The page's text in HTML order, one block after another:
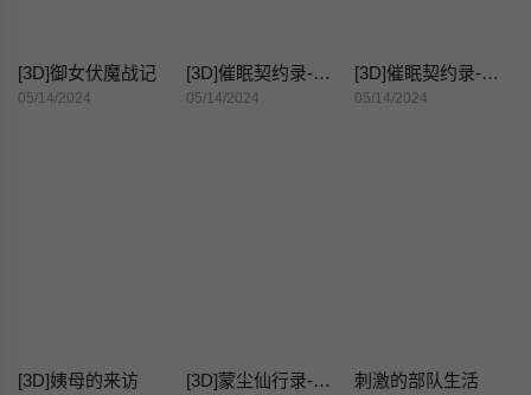
[3D]御女伏魔战记
05/14/2024
[3D]催眠契约录-第三部-傀儡教师篇
05/14/2024
[3D]催眠契约录-第二部-夺舍篇
05/14/2024
[3D]姨母的来访 [3D]蒙尘仙行录-前传-仙子蒙尘转 刺激的部队生活